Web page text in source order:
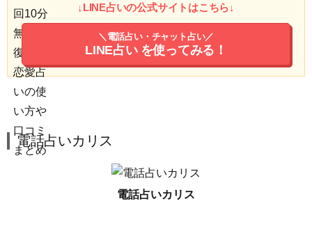
↓LINE占いの公式サイトはこちら↓
＼電話占い・チャット占い／
LINE占い を使ってみる！
電話占いカリス
電話占いカリス